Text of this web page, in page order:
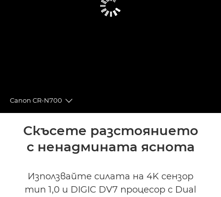
Canon CR-N700
Toggle breadcrumbs
Преглед
Спецификации
Поддръжка
Скъсете разстоянието
с ненадмината яснота
Използвайте силата на 4K сензор
тип 1,0 и DIGIC DV7 процесор с Dual